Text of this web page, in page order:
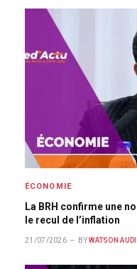
ÉCONOMIE
La BRH confirme une
le recul de l’inflation
21/07/2026 BY WATSON